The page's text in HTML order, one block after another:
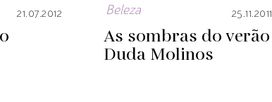
21.07.2012 Beleza 25.11.2011
As sombras do verão
Duda Molinos